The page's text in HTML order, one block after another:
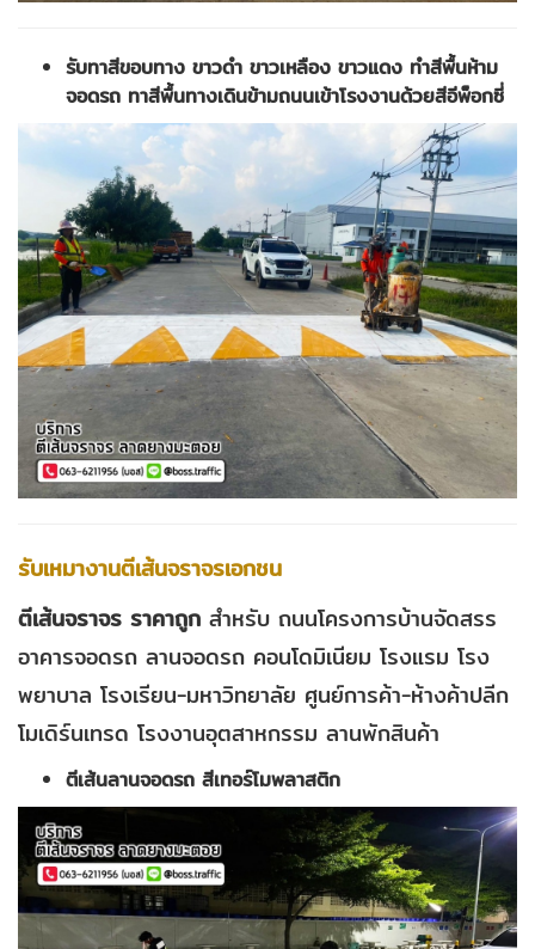
รับทาสีขอบทาง ขาวดำ ขาวเหลือง ขาวแดง ทำสีพื้นห้าม
จอดรถ ทาสีพื้นทางเดินข้ามถนนเข้าโรงงานด้วยสีอีพ็อกซี่
รับเหมางานตีเส้นจราจรเอกชน
ตีเส้นจราจร ราคาถูก สำหรับ ถนนโครงการบ้านจัดสรร
อาคารจอดรถ ลานจอดรถ คอนโดมิเนียม โรงแรม โรง
พยาบาล โรงเรียน-มหาวิทยาลัย ศูนย์การค้า-ห้างค้าปลีก
โมเดิร์นเทรด โรงงานอุตสาหกรรม ลานพักสินค้า
ตีเส้นลานจอดรถ สีเทอร์โมพลาสติก